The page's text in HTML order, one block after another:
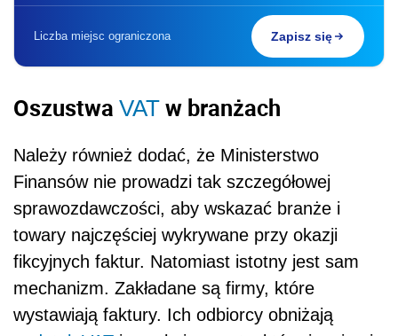
Liczba miejsc ograniczona Zapisz się
Oszustwa VAT w branżach
Należy również dodać, że Ministerstwo
Finansów nie prowadzi tak szczegółowej
sprawozdawczości, aby wskazać branże i
towary najczęściej wykrywane przy okazji
fikcyjnych faktur. Natomiast istotny jest sam
mechanizm. Zakładane są firmy, które
wystawiają faktury. Ich odbiorcy obniżają